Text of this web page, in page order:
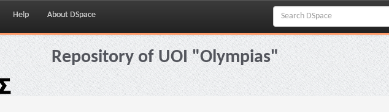
Help About DSpace
Repository of UOI "Olympias"